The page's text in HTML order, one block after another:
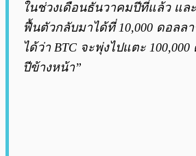
ในช่วงเดือนธันวาคมปีที่แล้ว แล
ฟื้นตัวกลับมาได้ที่ 10,000 ดอลล
ได้ว่า BTC จะพุ่งไปแตะ
ปีข้างหน้า”